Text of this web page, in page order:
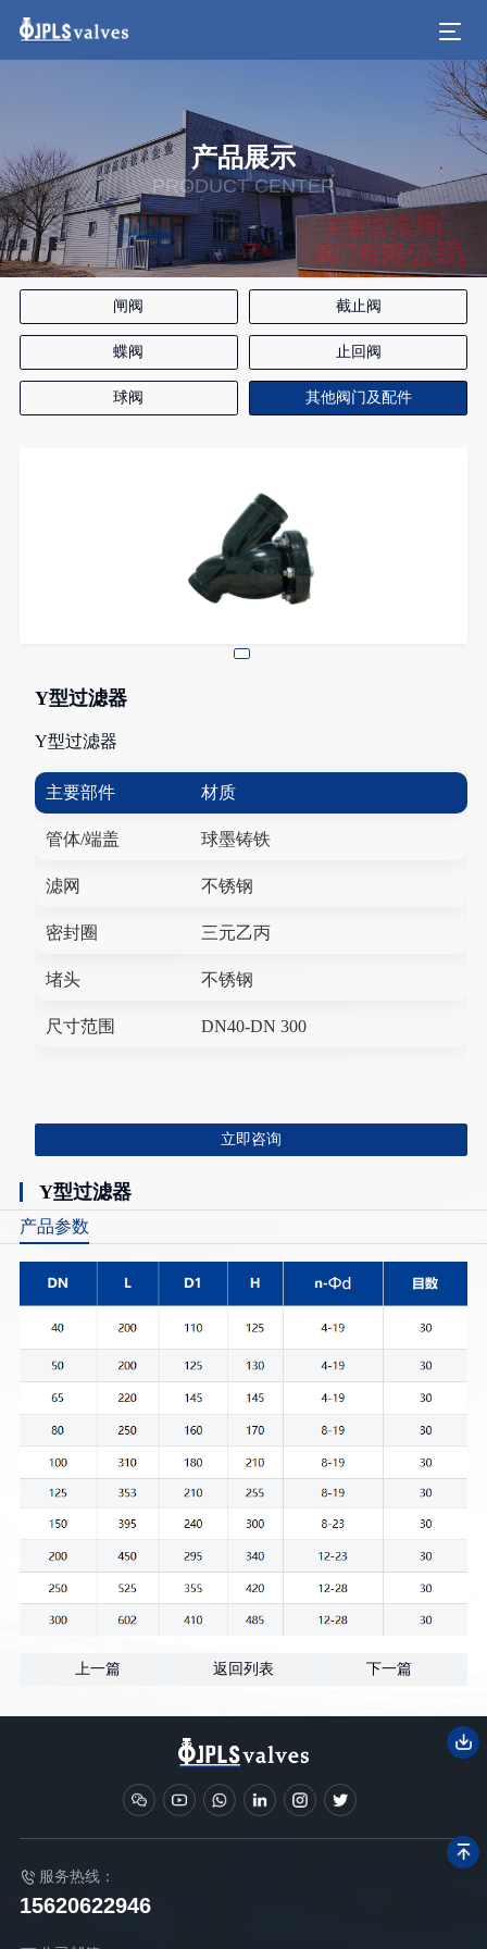
产品展示
PRODUCT CENTER
闸阀 截止阀
蝶阀 止回阀
球阀 其他阀门及配件
Y型过滤器
Y型过滤器
主要部件 材质
管体/端盖 球墨铸铁
滤网 不锈钢
密封圈 三元乙丙
堵头 不锈钢
尺寸范围 DN40-DN 300
立即咨询
Y型过滤器
产品参数
上一篇 返回列表 下一篇
服务热线：
15620622946